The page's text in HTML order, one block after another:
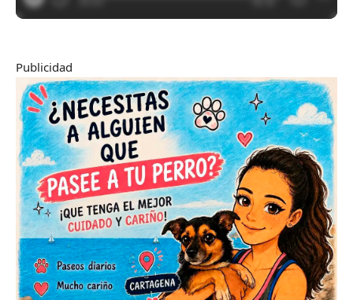
Publicidad